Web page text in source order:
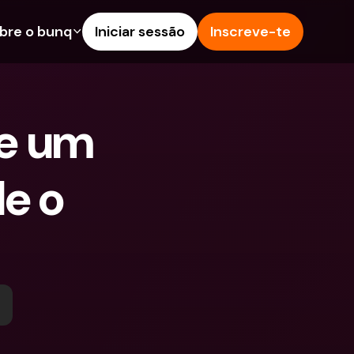
de Crédito
Estrangeiras & IBANs
e Depósitos
o bunq
Blog
Reportar um problema
Documentos Legais
Iniciar sessão Inscreve-te
um
o